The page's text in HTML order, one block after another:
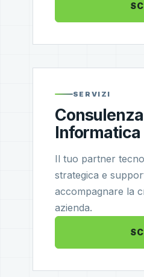
SERVIZI
Informatica
Il tuo partner
strategica e
accompagnare la
azienda.